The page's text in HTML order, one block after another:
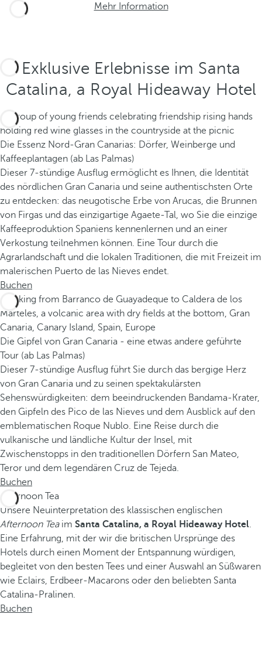
Mehr Information
Exklusive Erlebnisse im Santa
Catalina, a Royal Hideaway Hotel
Die Essenz Nord-Gran Canarias: Dörfer, Weinberge und
Kaffeeplantagen (ab Las Palmas)
Dieser 7-stündige Ausflug ermöglicht es Ihnen, die Identität
des nördlichen Gran Canaria und seine authentischsten Orte
zu entdecken: das neugotische Erbe von Arucas, die Brunnen
von Firgas und das einzigartige Agaete-Tal, wo Sie die einzige
Kaffeeproduktion Spaniens kennenlernen und an einer
Verkostung teilnehmen können. Eine Tour durch die
Agrarlandschaft und die lokalen Traditionen, die mit Freizeit im
malerischen Puerto de las Nieves endet.
Buchen
Die Gipfel von Gran Canaria - eine etwas andere geführte
Tour (ab Las Palmas)
Dieser 7-stündige Ausflug führt Sie durch das bergige Herz
von Gran Canaria und zu seinen spektakulärsten
Sehenswürdigkeiten: dem beeindruckenden Bandama-Krater,
den Gipfeln des Pico de las Nieves und dem Ausblick auf den
emblematischen Roque Nublo. Eine Reise durch die
vulkanische und ländliche Kultur der Insel, mit
Zwischenstopps in den traditionellen Dörfern San Mateo,
Teror und dem legendären Cruz de Tejeda.
Buchen
Afternoon Tea
Unsere Neuinterpretation des klassischen englischen
Afternoon Teaim Santa Catalina, a Royal Hideaway Hotel
Eine Erfahrung, mit der wir die britischen Ursprünge des
Hotels durch einen Moment der Entspannung würdigen,
begleitet von den besten Tees und einer Auswahl an Süßwaren
wie Eclairs, Erdbeer-Macarons oder den beliebten Santa
Catalina-Pralinen.
Buchen